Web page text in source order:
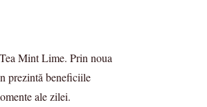
Mint Lime. Prin noua
prezintă beneficiile
ale zilei.